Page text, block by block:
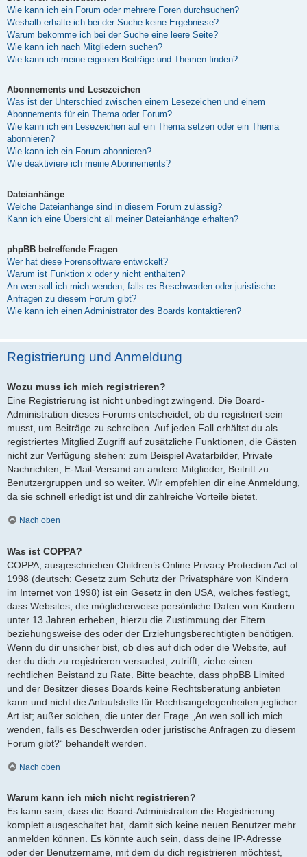
Wie kann ich ein Forum oder mehrere Foren durchsuchen?
Weshalb erhalte ich bei der Suche keine Ergebnisse?
Warum bekomme ich bei der Suche eine leere Seite?
Wie kann ich nach Mitgliedern suchen?
Wie kann ich meine eigenen Beiträge und Themen finden?
Abonnements und Lesezeichen
Was ist der Unterschied zwischen einem Lesezeichen und einem
Abonnements für ein Thema oder Forum?
Wie kann ich ein Lesezeichen auf ein Thema setzen oder ein Thema
abonnieren?
Wie kann ich ein Forum abonnieren?
Wie deaktiviere ich meine Abonnements?
Dateianhänge
Welche Dateianhänge sind in diesem Forum zulässig?
Kann ich eine Übersicht all meiner Dateianhänge erhalten?
phpBB betreffende Fragen
Wer hat diese Forensoftware entwickelt?
Warum ist Funktion x oder y nicht enthalten?
An wen soll ich mich wenden, falls es Beschwerden oder juristische
Anfragen zu diesem Forum gibt?
Wie kann ich einen Administrator des Boards kontaktieren?
Registrierung und Anmeldung
Wozu muss ich mich registrieren?
Eine Registrierung ist nicht unbedingt zwingend. Die Board-
Administration dieses Forums entscheidet, ob du registriert sein
musst, um Beiträge zu schreiben. Auf jeden Fall erhältst du als
registriertes Mitglied Zugriff auf zusätzliche Funktionen, die Gästen
nicht zur Verfügung stehen: zum Beispiel Avatarbilder, Private
Nachrichten, E-Mail-Versand an andere Mitglieder, Beitritt zu
Benutzergruppen und so weiter. Wir empfehlen dir eine Anmeldung,
da sie schnell erledigt ist und dir zahlreiche Vorteile bietet.
Nach oben
Was ist COPPA?
COPPA, ausgeschrieben Children’s Online Privacy Protection Act of
1998 (deutsch: Gesetz zum Schutz der Privatsphäre von Kindern
im Internet von 1998) ist ein Gesetz in den USA, welches festlegt,
dass Websites, die möglicherweise persönliche Daten von Kindern
unter 13 Jahren erheben, hierzu die Zustimmung der Eltern
beziehungsweise des oder der Erziehungsberechtigten benötigen.
Wenn du dir unsicher bist, ob dies auf dich oder die Website, auf
der du dich zu registrieren versuchst, zutrifft, ziehe einen
rechtlichen Beistand zu Rate. Bitte beachte, dass phpBB Limited
und der Besitzer dieses Boards keine Rechtsberatung anbieten
kann und nicht die Anlaufstelle für Rechtsangelegenheiten jeglicher
Art ist; außer solchen, die unter der Frage „An wen soll ich mich
wenden, falls es Beschwerden oder juristische Anfragen zu diesem
Forum gibt?“ behandelt werden.
Nach oben
Warum kann ich mich nicht registrieren?
Es kann sein, dass die Board-Administration die Registrierung
komplett ausgeschaltet hat, damit sich keine neuen Benutzer mehr
anmelden können. Es könnte auch sein, dass deine IP-Adresse
oder der Benutzername, mit dem du dich registrieren möchtest,